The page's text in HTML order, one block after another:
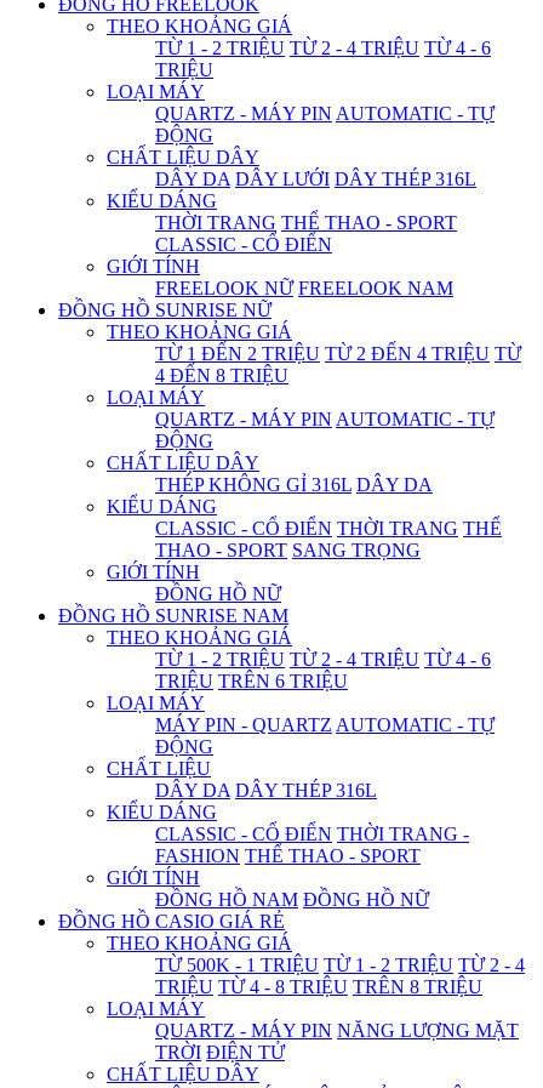
ĐỒNG HỒ FREELOOK
THEO KHOẢNG GIÁ
TỪ 1 - 2 TRIỆU TỪ 2 - 4 TRIỆU TỪ 4 - 6
TRIỆU
LOẠI MÁY
QUARTZ - MÁY PIN AUTOMATIC - TỰ
ĐỘNG
CHẤT LIỆU DÂY
DÂY DA DÂY LƯỚI DÂY THÉP 316L
KIỂU DÁNG
THỜI TRANG THỂ THAO - SPORT
CLASSIC - CỔ ĐIỂN
GIỚI TÍNH
FREELOOK NỮ FREELOOK NAM
ĐỒNG HỒ SUNRISE NỮ
THEO KHOẢNG GIÁ
TỪ 1 ĐẾN 2 TRIỆU TỪ 2 ĐẾN 4 TRIỆU TỪ
4 ĐẾN 8 TRIỆU
LOẠI MÁY
QUARTZ - MÁY PIN AUTOMATIC - TỰ
ĐỘNG
CHẤT LIỆU DÂY
THÉP KHÔNG GỈ 316L DÂY DA
KIỂU DÁNG
CLASSIC - CỔ ĐIỂN THỜI TRANG THỂ
THAO - SPORT SANG TRỌNG
GIỚI TÍNH
ĐỒNG HỒ NỮ
ĐỒNG HỒ SUNRISE NAM
THEO KHOẢNG GIÁ
TỪ 1 - 2 TRIỆU TỪ 2 - 4 TRIỆU TỪ 4 - 6
TRIỆU TRÊN 6 TRIỆU
LOẠI MÁY
MÁY PIN - QUARTZ AUTOMATIC - TỰ
ĐỘNG
CHẤT LIỆU
DÂY DA DÂY THÉP 316L
KIỂU DÁNG
CLASSIC - CỔ ĐIỂN THỜI TRANG -
FASHION THỂ THAO - SPORT
GIỚI TÍNH
ĐỒNG HỒ NAM ĐỒNG HỒ NỮ
ĐỒNG HỒ CASIO GIÁ RẺ
THEO KHOẢNG GIÁ
TỪ 500K - 1 TRIỆU TỪ 1 - 2 TRIỆU TỪ 2 - 4
TRIỆU TỪ 4 - 8 TRIỆU TRÊN 8 TRIỆU
LOẠI MÁY
QUARTZ - MÁY PIN NĂNG LƯỢNG MẶT
TRỜI ĐIỆN TỬ
CHẤT LIỆU DÂY